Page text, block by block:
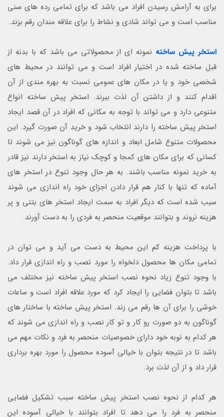
برای به آرامش رسیدن افراد می باشد که برای تمامی رده های سنی
مناسب است و می تواند شادی و نشاط را برای علاقه مندان رقم بزند.
استخر پیش ساخته نمونه ای از محصولاتی می باشد که با بدنه از
قبل ساخته شده در اختیار افراد است و می توانند در محیط های
شخصی خود و یا در مکان های عمومی نسبت به بهره مندی از آن
اقدام کنند و از داشتن آن لذت ببرند. استخر پیش ساخته انواع
متنوعی دارد و می تواند با توجه به مکانی که افراد در آن قصد ایجاد
استخر پیش ساخته را دارند انتخاب شود و خرید آن صورت گیرد. این
محصولات متنوع شامل ابعاد و اندازه های گوناگون نیز می شوند تا
کسانی که برای مکان های کمجا و کوچک نیاز به استخر دارند نیز قادر
به خرید نمونه مناسب باشند. به هر حال وجود تنوع در استخر های
آماده که تنها با کنار هم قرار دادن اجزای خود راه اندازی می شوند
سبب شده است که دیگر افراد به سمت ایجاد استخر های بتنی و پر
هزینه نروند و بتوانند موقعیت منحصر به فردی را به دست آورند.
با پرداخت هزینه کم این محیط به دست می آید و می توان در
تمامی مکان ها محصول دلخواه را مورد نصب و راه اندازی قرار داد.
با وجود تنوع زیاد نحوه نصب استخر پیش ساخته نیز مختلف می
باشد تا بتوان فضایی را ایجاد کرد که مورد علاقه افراد است و ساعات
خوشی را برای آن ها رقم می زند. استخر پیش ساخته با ساختار های
گوناگون به دو صورت رو کار و تو کار نصب و راه اندازی می شوند که
هر کدام به نوبه خود دارای خصوصیات منحصر به فرد و نکات مهم می
باشد تا در نتیجه بتوان با خیالی آسوده محصول را مورد بهره برداری
قرار داد و از آن لذت برد.
هر کدام از نحوه نصب استخر پیش ساخته سبب تشکیل فضایی
منحصر به فرد را می دهد تا افراد بتوانند با خیالی آسوده این